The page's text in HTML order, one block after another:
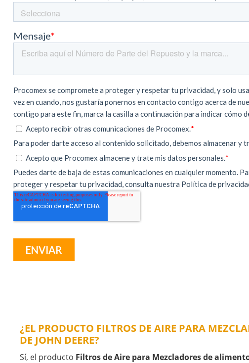
¿EL PRODUCTO FILTROS DE AIRE PARA
DE JOHN DEERE?
Sí, el producto Filtros de Aire para Mezcladores de